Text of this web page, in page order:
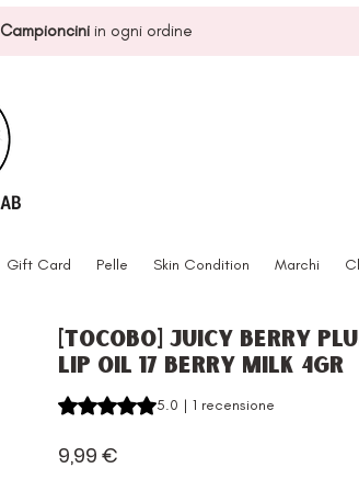
Campioncini in ogni ordine
Gift Card Pelle Skin Condition Marchi
[Tocobo] Juicy Berry
Lip Oil 17 Berry Milk 4gr
Sulla base di 1 recensione, la
5.0 | 1 recensione
9,99 €